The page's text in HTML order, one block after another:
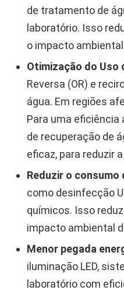
de tratamento de
laboratório. Isso
o impacto
Otimização do Uso
Reversa (OR) e
água. Em regiões
Para uma eficiência
de recuperação de
eficaz, para reduzir
Reduzir o
como desinfecção
químicos. Isso
impacto ambiental
Menor pegada
iluminação LED,
laboratório com